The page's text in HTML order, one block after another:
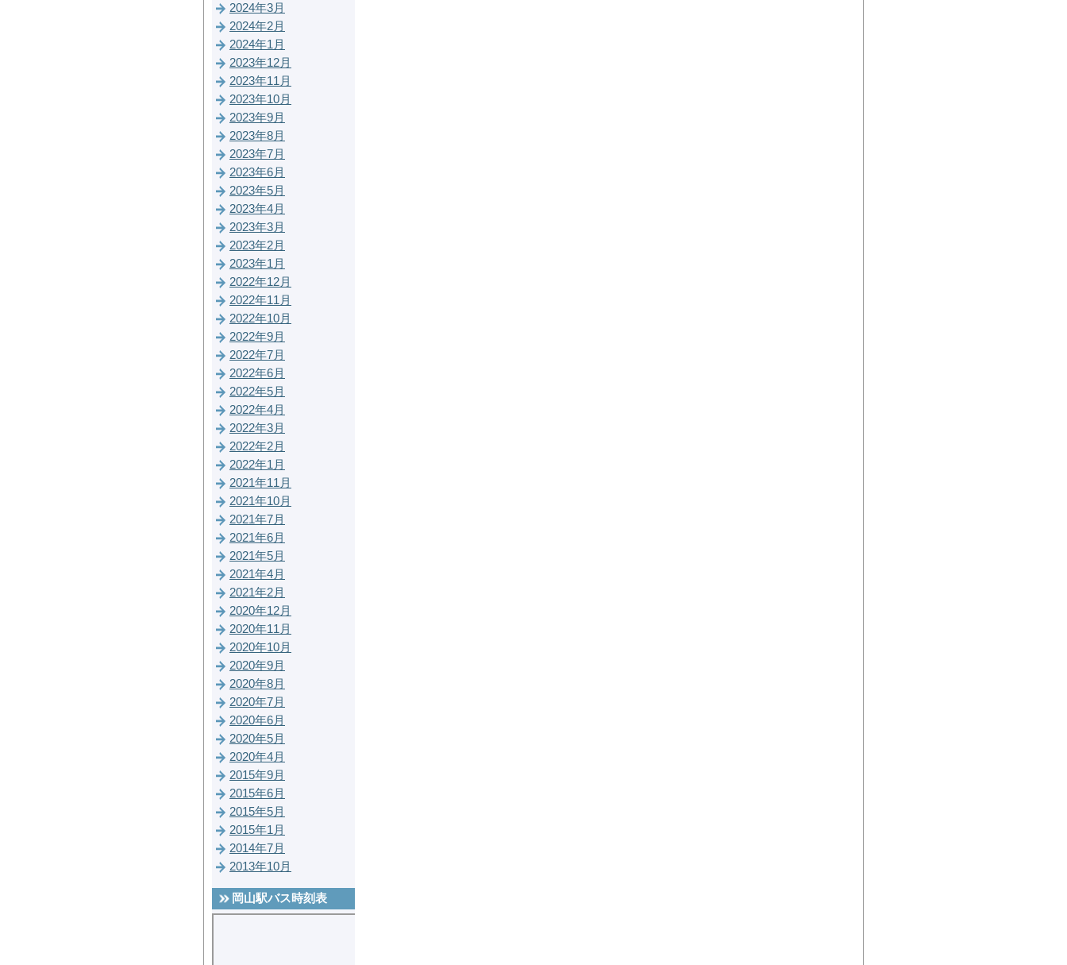
2024年3月
2024年2月
2024年1月
2023年12月
2023年11月
2023年10月
2023年9月
2023年8月
2023年7月
2023年6月
2023年5月
2023年4月
2023年3月
2023年2月
2023年1月
2022年12月
2022年11月
2022年10月
2022年9月
2022年7月
2022年6月
2022年5月
2022年4月
2022年3月
2022年2月
2022年1月
2021年11月
2021年10月
2021年7月
2021年6月
2021年5月
2021年4月
2021年2月
2020年12月
2020年11月
2020年10月
2020年9月
2020年8月
2020年7月
2020年6月
2020年5月
2020年4月
2015年9月
2015年6月
2015年5月
2015年1月
2014年7月
2013年10月
岡山駅バス時刻表